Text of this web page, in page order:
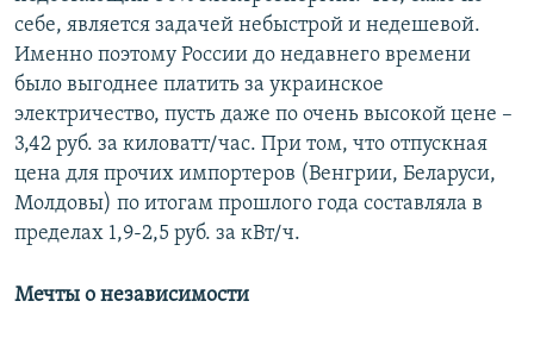
себе, является задачей небыстрой и недешевой.
Именно поэтому России до недавнего времени
было выгоднее платить за украинское
электричество, пусть даже по очень высокой цене –
3,42 руб. за киловатт/час. При том, что отпускная
цена для прочих импортеров (Венгрии, Беларуси,
Молдовы) по итогам прошлого года составляла в
пределах 1,9-2,5 руб. за кВт/ч.
Мечты о независимости